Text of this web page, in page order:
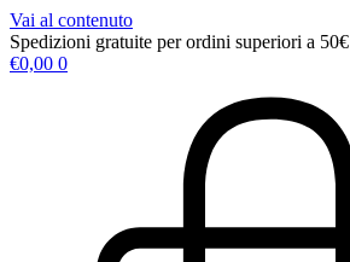
Vai al contenuto
Spedizioni gratuite per ordini superiori a 50€
€0,00 0